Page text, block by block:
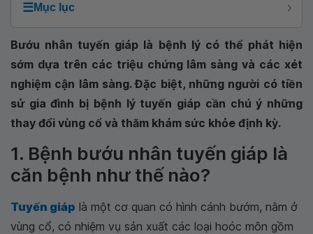
☰Mục lục
Bướu nhân tuyến giáp là bệnh lý có thể phát hiện
sớm dựa trên các triệu chứng lâm sàng và các xét
nghiệm cận lâm sàng. Đặc biệt, những người có tiền
sử gia đình bị bệnh lý tuyến giáp cần chú ý những
thay đổi vùng cổ và thăm khám sức khỏe định kỳ.
1. Bệnh bướu nhân tuyến giáp là
căn bệnh như thế nào?
Tuyến giáp là một cơ quan có hình cánh bướm, nằm ở
vùng cổ, có nhiệm vụ sản xuất các loại hoóc môn gồm